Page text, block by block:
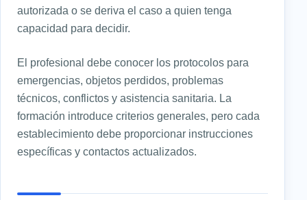
autorizada o se deriva el caso a quien tenga
capacidad para decidir.
El profesional debe conocer los protocolos para
emergencias, objetos perdidos, problemas
técnicos, conflictos y asistencia sanitaria. La
formación introduce criterios generales, pero cada
establecimiento debe proporcionar instrucciones
específicas y contactos actualizados.